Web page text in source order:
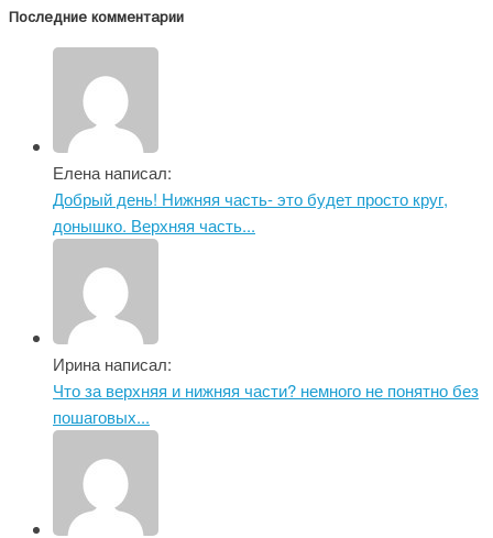
Последние комментарии
Елена написал:
Добрый день! Нижняя часть- это будет просто круг,
донышко. Верхняя часть...
Ирина написал:
Что за верхняя и нижняя части? немного не понятно без
пошаговых...